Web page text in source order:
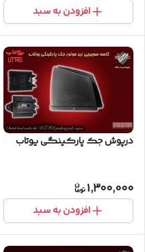
افزودن به سبد
درپوش جک پارکینگی یوتاب
1,300,000
افزودن به سبد